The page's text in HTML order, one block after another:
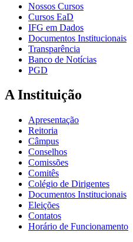
Nossos Cursos
Cursos EaD
IFG em Dados
Documentos Institucionais
Transparência
Banco de Notícias
PGD
A Instituição
Apresentação
Reitoria
Câmpus
Conselhos
Comissões
Comitês
Colégio de Dirigentes
Documentos Institucionais
Eleições
Contatos
Horário de Funcionamento